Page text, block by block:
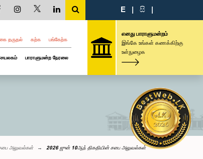
E | සි |
தருதல் கற்க பங்கேற்க
பாராளுமன்ற நேரலை
எனது பாராளுமன்றம்
இங்கே உங்கள் கணக்கிற்கு
உள்நுழைக
அலுவல்கள் 2026 ஜுன் 10ஆந் திகதியின் சபை அலுவல்கள்